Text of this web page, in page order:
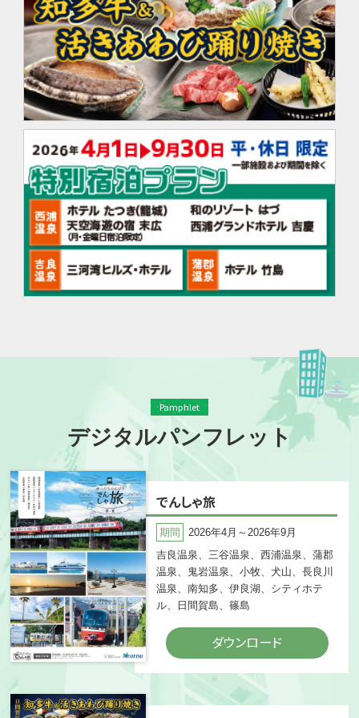
Pamphlet
デジタルパンフレット
でんしゃ旅
2026年4月～2026年9月
吉良温泉、三谷温泉、西浦温泉、蒲郡
温泉、鬼岩温泉、小牧、犬山、長良川
温泉、南知多、伊良湖、シティホテ
ル、日間賀島、篠島
ダウンロード